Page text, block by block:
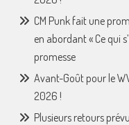
CM Punk fait une
en abordant « Ce qui
promesse
Avant-Goût pour le
2026 !
Plusieurs retours